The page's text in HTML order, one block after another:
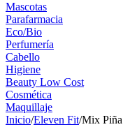
Mascotas
Parafarmacia
Eco/Bio
Perfumería
Cabello
Higiene
Beauty Low Cost
Cosmética
Maquillaje
Inicio/Eleven Fit/Mix Piña